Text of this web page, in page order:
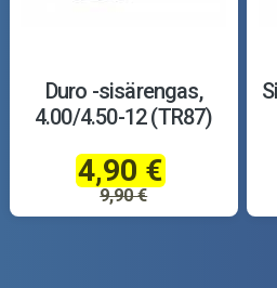
Duro -sisärengas,
4.00/4.50-12 (TR87)
4,90 €
9,90 €